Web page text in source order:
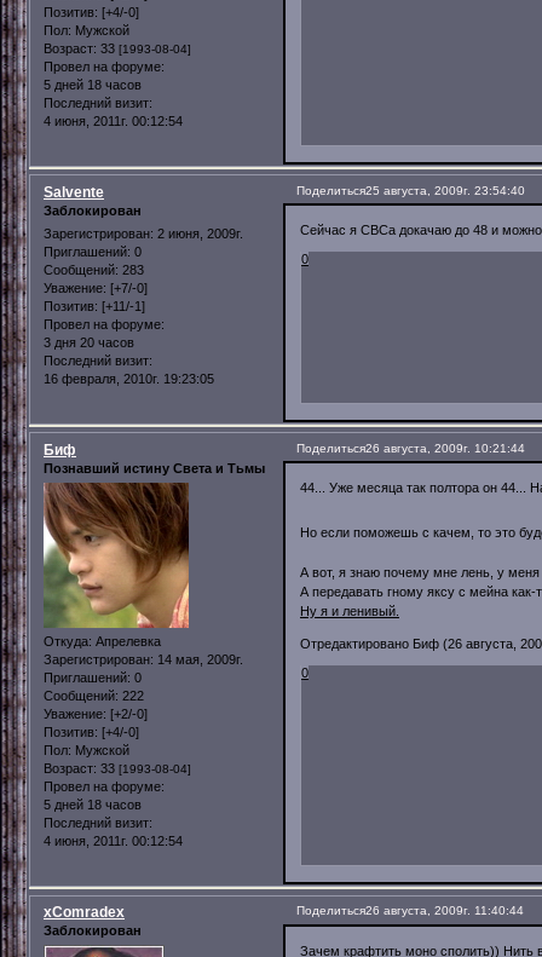
Позитив: [+4/-0]
Пол: Мужской
Возраст: 33 [1993-08-04]
Провел на форуме:
5 дней 18 часов
Последний визит:
4 июня, 2011г. 00:12:54
Поделиться25 августа, 2009г. 23:54:40
Salvente
Заблокирован
Зарегистрирован: 2 июня, 2009г.
Приглашений: 0
Сообщений: 283
Уважение: [+7/-0]
Позитив: [+11/-1]
Провел на форуме:
3 дня 20 часов
Последний визит:
16 февраля, 2010г. 19:23:05
Сейчас я СВСа докачаю до 48 и можно
0
Поделиться26 августа, 2009г. 10:21:44
Биф
Познавший истину Света и Тьмы
Откуда: Апрелевка
Зарегистрирован: 14 мая, 2009г.
Приглашений: 0
Сообщений: 222
Уважение: [+2/-0]
Позитив: [+4/-0]
Пол: Мужской
Возраст: 33 [1993-08-04]
Провел на форуме:
5 дней 18 часов
Последний визит:
4 июня, 2011г. 00:12:54
44... Уже месяца так полтора он 44...
Но если поможешь с качем, то это
А вот, я знаю почему мне лень, у
А передавать гному яксу с мейна как-
Ну я и ленивый.
Отредактировано Биф (26 августа,
0
Поделиться26 августа, 2009г. 11:40:44
xComradex
Заблокирован
Зачем крафтить моно сполить)) Нить